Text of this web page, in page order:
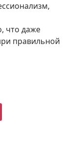
что даже
правильной